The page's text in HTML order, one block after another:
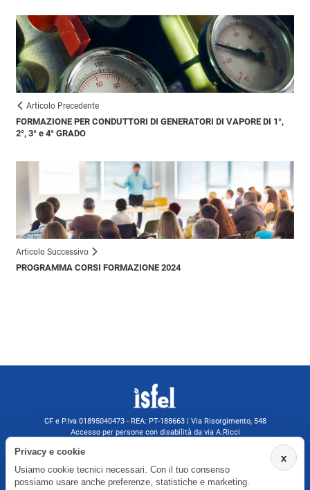
Articolo Precedente
FORMAZIONE PER CONDUTTORI DI GENERATORI DI VAPORE DI 1°,
2°, 3° e 4° GRADO
Articolo Successivo
PROGRAMMA CORSI FORMAZIONE 2024
CF e P.Iva 01895040473 - REA: PT-188663 | Via Risorgimento, 548
Accesso per persone con disabilità da via A.Ricci
isfel@pec.it
x
Privacy e cookie
Usiamo cookie tecnici necessari. Con il tuo consenso
possiamo usare anche preferenze, statistiche e marketing.